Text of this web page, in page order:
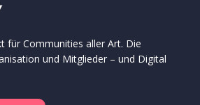
für Communities aller Art. Die
und Mitglieder – und Digital